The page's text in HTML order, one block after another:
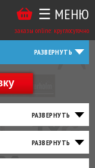
заказы online: круглосуточно
☰ МЕНЮ